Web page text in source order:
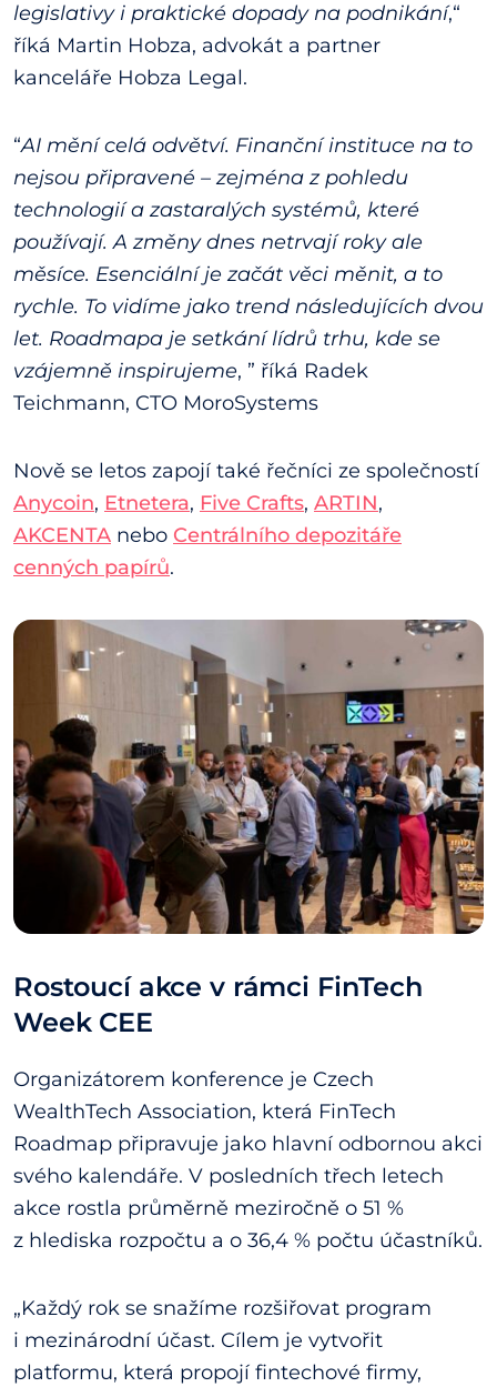
legislativy i praktické dopady na podnikání,“
říká Martin Hobza, advokát a partner
kanceláře Hobza Legal.
“AI mění celá odvětví. Finanční instituce na to
nejsou připravené – zejména z pohledu
technologií a zastaralých systémů, které
používají. A změny dnes netrvají roky ale
měsíce. Esenciální je začát věci měnit, a to
rychle. To vidíme jako trend následujících dvou
let. Roadmapa je setkání lídrů trhu, kde se
vzájemně inspirujeme, ” říká Radek
Teichmann, CTO MoroSystems
Nově se letos zapojí také řečníci ze společností
Anycoin, Etnetera, Five Crafts, ARTIN,
AKCENTA nebo Centrálního depozitáře
cenných papírů.
Rostoucí akce v rámci FinTech
Week CEE
Organizátorem konference je Czech
WealthTech Association, která FinTech
Roadmap připravuje jako hlavní odbornou akci
svého kalendáře. V posledních třech letech
akce rostla průměrně meziročně o 51 %
z hlediska rozpočtu a o 36,4 % počtu účastníků.
„Každý rok se snažíme rozšiřovat program
i mezinárodní účast. Cílem je vytvořit
platformu, která propojí fintechové firmy,